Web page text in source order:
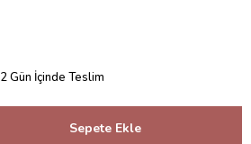
2 Gün İçinde Teslim